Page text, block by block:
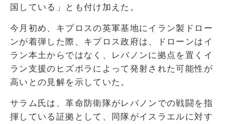
国している」とも付け加えた。
今月初め、キプロスの英軍基地にイラン製ドロー
ンが着弾した際、キプロス政府は、ドローンはイ
ラン本土からではなく、レバノンに拠点を置くイ
ラン支援のヒズボラによって発射された可能性が
高いとの見解を示していた。
サラム氏は、革命防衛隊がレバノンでの戦闘を指
揮している証拠として、同隊がイスラエルに対す